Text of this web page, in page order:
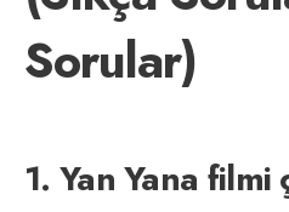
Sorular)
1. Yan Yana filmi